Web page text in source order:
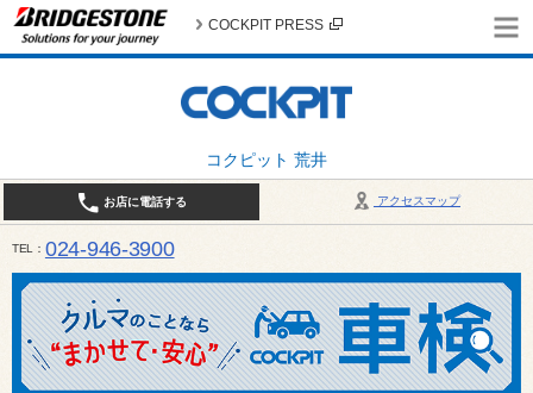
コクピット 荒井
COCKPIT PRESS
アクセスマップ
お店に電話する
TEL 024-946-3900
平日 9:30～19:00 日・祝日 9:30～18:00 / 定休日：毎週火曜日・繁忙期（4月・12月）を除
ご確認ください。